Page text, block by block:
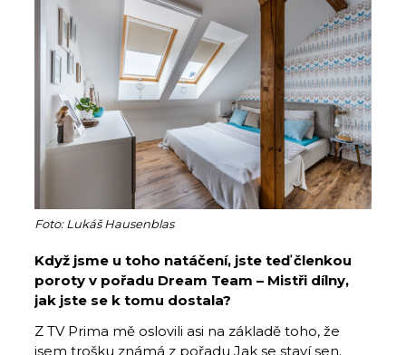
Foto: Lukáš Hausenblas
Když jsme u toho natáčení, jste teď členkou
poroty v pořadu Dream Team – Mistři dílny,
jak jste se k tomu dostala?
Z TV Prima mě oslovili asi na základě toho, že
jsem trošku známá z pořadu Jak se staví sen.